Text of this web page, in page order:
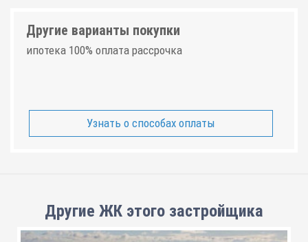
Другие варианты покупки
ипотека 100% оплата рассрочка
Узнать о способах оплаты
Другие ЖК этого застройщика